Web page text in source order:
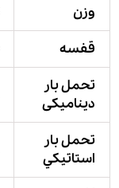
وزن
قفسه
تحمل بار
دینامیکی
تحمل بار
استاتيكي